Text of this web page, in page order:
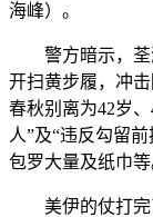
海峰）。
警方暗示，荃
开扫黄步履，冲
春秋别离为42岁
人”及“违反勾留
包罗大量及纸巾等
美伊的仗打完